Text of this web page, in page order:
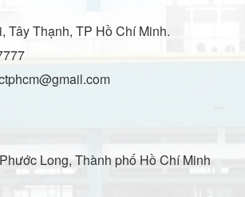
Tây Thạnh, TP Hồ Chí Minh.
Long, Thành phố Hồ Chí Minh